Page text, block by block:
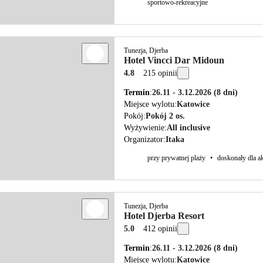
sportowo-rekreacyjne
Tunezja, Djerba
Hotel Vincci Dar Midoun
4.8 215 opinii
Termin 26.11 - 3.12.2026 (8 dni)
Miejsce wylotu Katowice
Pokój Pokój 2 os.
Wyżywienie All inclusive
Organizator Itaka
przy prywatnej plaży • doskonały dla
Tunezja, Djerba
Hotel Djerba Resort
5.0 412 opinii
Termin 26.11 - 3.12.2026 (8 dni)
Miejsce wylotu Katowice